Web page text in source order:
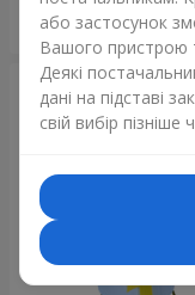
Замовити
або застосунок
Вашого пристрою
Деякі
дані на підставі
свій вибір